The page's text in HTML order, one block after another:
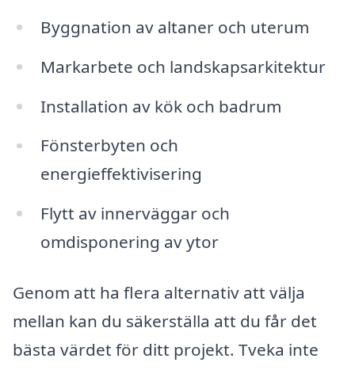
Byggnation av altaner och uterum
Markarbete och landskapsarkitektur
Installation av kök och badrum
Fönsterbyten och
energieffektivisering
Flytt av innerväggar och
omdisponering av ytor
Genom att ha flera alternativ att välja
mellan kan du säkerställa att du får det
bästa värdet för ditt projekt. Tveka inte